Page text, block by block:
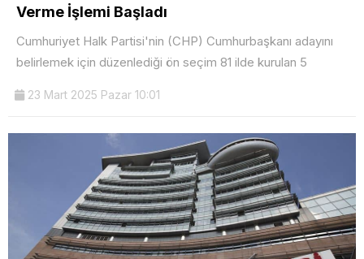
Verme İşlemi Başladı
Cumhuriyet Halk Partisi'nin (CHP) Cumhurbaşkanı adayını
belirlemek için düzenlediği ön seçim 81 ilde kurulan 5
23 Mart 2025 Pazar 10:01